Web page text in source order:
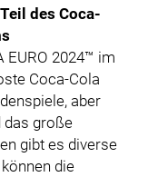
des Coca-
EURO 2024™ im
Coca-Cola
aber
das große
gibt es diverse
die